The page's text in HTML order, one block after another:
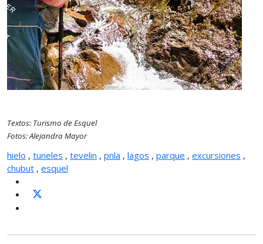
Textos: Turismo de Esquel
Fotos: Alejandra Mayor
hielo , tuneles , tevelin , pnla , lagos , parque , excursiones ,
chubut , esquel